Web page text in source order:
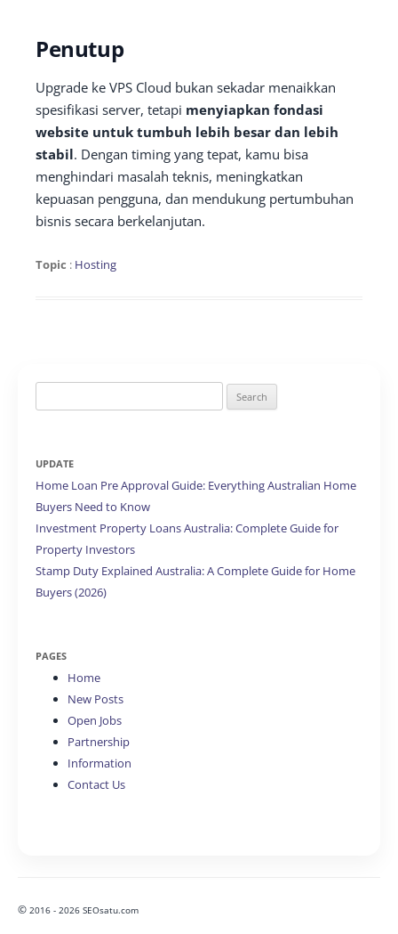
Penutup
Upgrade ke VPS Cloud bukan sekadar menaikkan
spesifikasi server, tetapi menyiapkan fondasi
website untuk tumbuh lebih besar dan lebih
stabil. Dengan timing yang tepat, kamu bisa
menghindari masalah teknis, meningkatkan
kepuasan pengguna, dan mendukung pertumbuhan
bisnis secara berkelanjutan.
Topic : Hosting
for:
UPDATE
Home Loan Pre Approval Guide: Everything Australian Home
Buyers Need to Know
Investment Property Loans Australia: Complete Guide for
Property Investors
Stamp Duty Explained Australia: A Complete Guide for Home
Buyers (2026)
PAGES
Home
New Posts
Open Jobs
Partnership
Information
Contact Us
© 2016 - 2026 SEOsatu.com